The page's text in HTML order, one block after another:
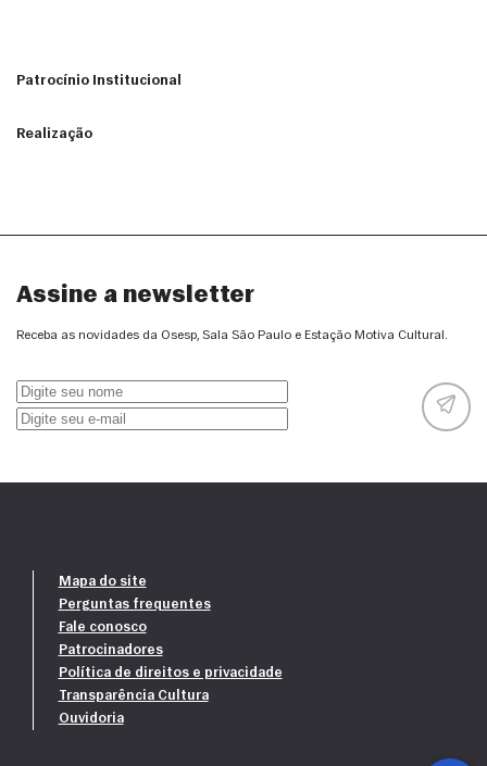
Patrocínio Institucional
Realização
Assine a newsletter
Receba as novidades da Osesp, Sala São Paulo e Estação Motiva Cultural.
Mapa do site
Perguntas frequentes
Fale conosco
Patrocinadores
Política de direitos e privacidade
Transparência Cultura
Ouvidoria